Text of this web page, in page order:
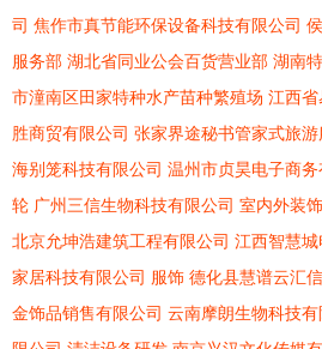
司 焦作市真节能环保设备科技有限公司
服务部 湖北省同业公会百货营业部 湖南
市潼南区田家特种水产苗种繁殖场 江西省
胜商贸有限公司 张家界途秘书管家式旅游
海别笼科技有限公司 温州市贞昊电子商务
轮 广州三信生物科技有限公司 室内外装
北京允坤浩建筑工程有限公司 江西智慧城
家居科技有限公司 服饰 德化县慧谱云汇
金饰品销售有限公司 云南摩朗生物科技有